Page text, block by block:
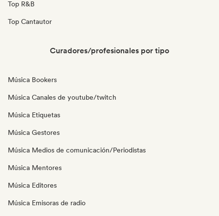
Top R&B
Top Cantautor
Curadores/profesionales por tipo
Música Bookers
Música Canales de youtube/twitch
Música Etiquetas
Música Gestores
Música Medios de comunicación/Periodistas
Música Mentores
Música Editores
Música Emisoras de radio